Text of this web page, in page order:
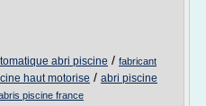
abri piscine / fabricant
haut motorise / abri piscine
piscine france